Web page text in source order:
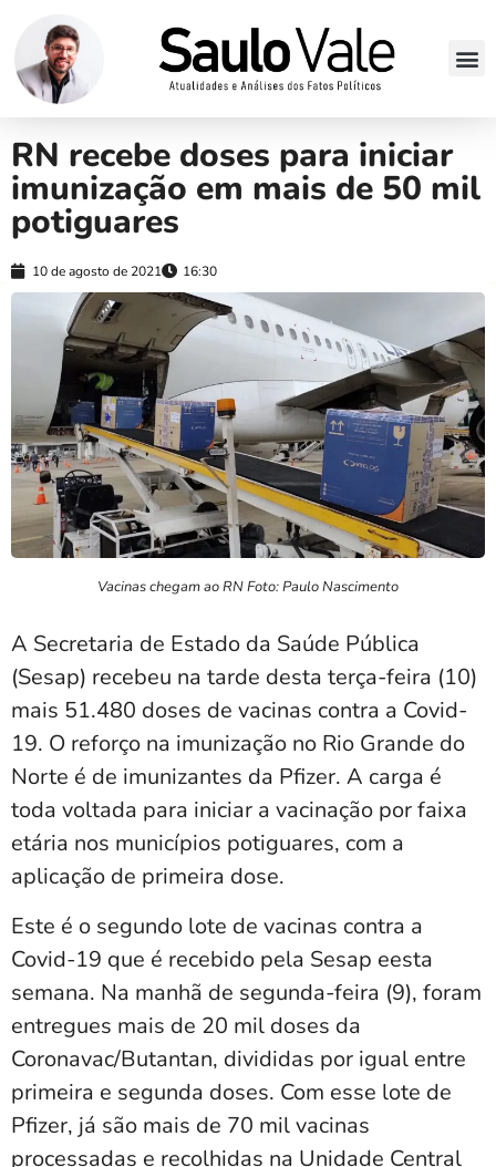
RN recebe doses para iniciar
imunização em mais de 50 mil
potiguares
10 de agosto de 2021 16:30
Vacinas chegam ao RN Foto: Paulo Nascimento
A Secretaria de Estado da Saúde Pública
(Sesap) recebeu na tarde desta terça-feira (10)
mais 51.480 doses de vacinas contra a Covid-
19. O reforço na imunização no Rio Grande do
Norte é de imunizantes da Pfizer. A carga é
toda voltada para iniciar a vacinação por faixa
etária nos municípios potiguares, com a
aplicação de primeira dose.
Este é o segundo lote de vacinas contra a
Covid-19 que é recebido pela Sesap eesta
semana. Na manhã de segunda-feira (9), foram
entregues mais de 20 mil doses da
Coronavac/Butantan, divididas por igual entre
primeira e segunda doses. Com esse lote de
Pfizer, já são mais de 70 mil vacinas
processadas e recolhidas na Unidade Central